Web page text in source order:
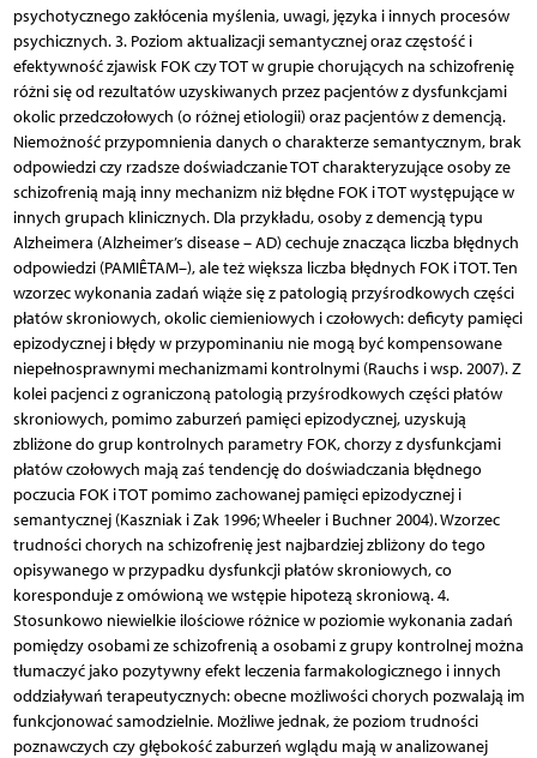
psychotycznego zakłócenia myślenia, uwagi, języka i innych procesów
psychicznych. 3. Poziom aktualizacji semantycznej oraz częstość i
efektywność zjawisk FOK czy TOT w grupie chorujących na schizofrenię
różni się od rezultatów uzyskiwanych przez pacjentów z dysfunkcjami
okolic przedczołowych (o różnej etiologii) oraz pacjentów z demencją.
Niemożność przypomnienia danych o charakterze semantycznym, brak
odpowiedzi czy rzadsze doświadczanie TOT charakteryzujące osoby ze
schizofrenią mają inny mechanizm niż błędne FOK i TOT występujące w
innych grupach klinicznych. Dla przykładu, osoby z demencją typu
Alzheimera (Alzheimer’s disease – AD) cechuje znacząca liczba błędnych
odpowiedzi (PAMIÊTAM–), ale też większa liczba błędnych FOK i TOT. Ten
wzorzec wykonania zadań wiąże się z patologią przyśrodkowych części
płatów skroniowych, okolic ciemieniowych i czołowych: deficyty pamięci
epizodycznej i błędy w przypominaniu nie mogą być kompensowane
niepełnosprawnymi mechanizmami kontrolnymi (Rauchs i wsp. 2007). Z
kolei pacjenci z ograniczoną patologią przyśrodkowych części płatów
skroniowych, pomimo zaburzeń pamięci epizodycznej, uzyskują
zbliżone do grup kontrolnych parametry FOK, chorzy z dysfunkcjami
płatów czołowych mają zaś tendencję do doświadczania błędnego
poczucia FOK i TOT pomimo zachowanej pamięci epizodycznej i
semantycznej (Kaszniak i Zak 1996; Wheeler i Buchner 2004). Wzorzec
trudności chorych na schizofrenię jest najbardziej zbliżony do tego
opisywanego w przypadku dysfunkcji płatów skroniowych, co
koresponduje z omówioną we wstępie hipotezą skroniową. 4.
Stosunkowo niewielkie ilościowe różnice w poziomie wykonania zadań
pomiędzy osobami ze schizofrenią a osobami z grupy kontrolnej można
tłumaczyć jako pozytywny efekt leczenia farmakologicznego i innych
oddziaływań terapeutycznych: obecne możliwości chorych pozwalają im
funkcjonować samodzielnie. Możliwe jednak, że poziom trudności
poznawczych czy głębokość zaburzeń wglądu mają w analizowanej